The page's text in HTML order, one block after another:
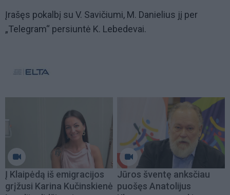
Įrašęs pokalbį su V. Savičiumi, M. Danielius jį per
„Telegram“ persiuntė K. Lebedevai.
Į Klaipėdą iš emigracijos
grįžusi Karina Kučinskienė
Jūros šventę anksčiau
puošęs Anatolijus